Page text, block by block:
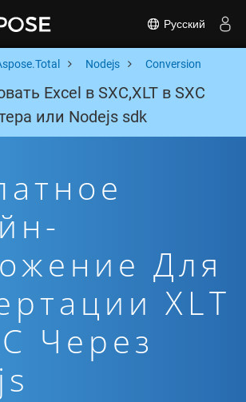
Русский
Nodejs Conversion
Excel в SXC,XLT в SXC
или Nodejs sdk
Для
XLT
Через